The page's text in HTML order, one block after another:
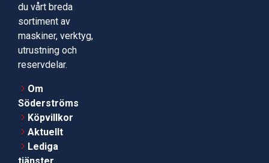
du vårt breda
sortiment av
maskiner, verktyg,
utrustning och
reservdelar.
Om
Söderströms
Köpvillkor
Aktuellt
Lediga
tjänster